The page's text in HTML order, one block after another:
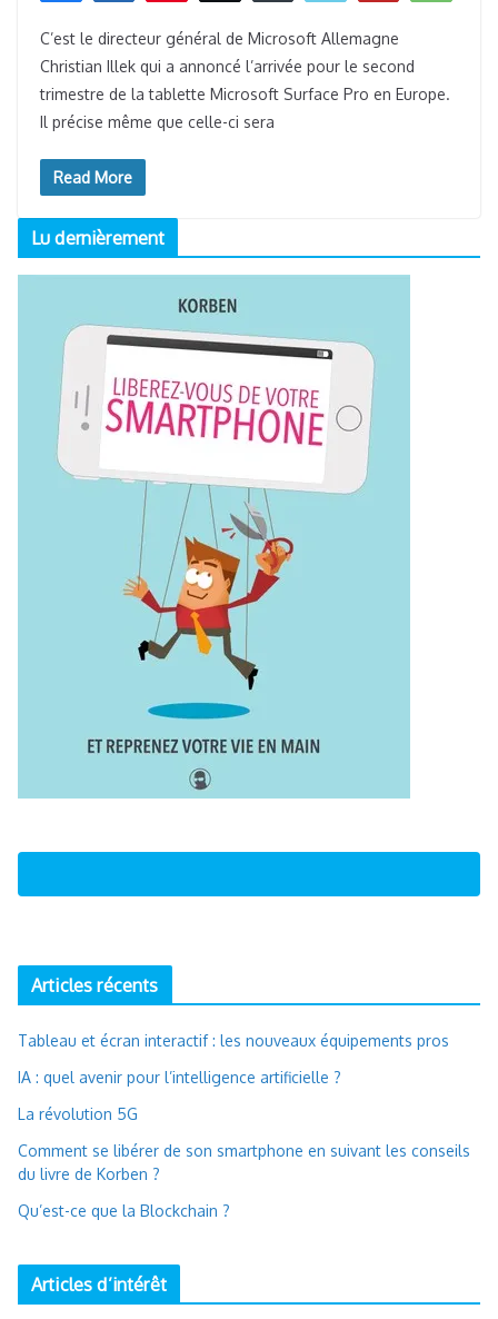
PARTAGES
C’est le directeur général de Microsoft Allemagne
Christian Illek qui a annoncé l’arrivée pour le second
trimestre de la tablette Microsoft Surface Pro en Europe.
Il précise même que celle-ci sera
Read More
Lu dernièrement
Articles récents
Tableau et écran interactif : les nouveaux équipements pros
IA : quel avenir pour l’intelligence artificielle ?
La révolution 5G
Comment se libérer de son smartphone en suivant les conseils
du livre de Korben ?
Qu’est-ce que la Blockchain ?
Articles d’intérêt